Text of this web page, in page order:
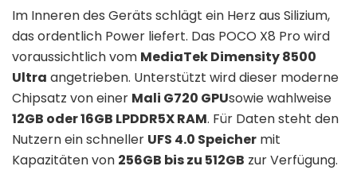
Im Inneren des Geräts schlägt ein Herz aus Silizium,
das ordentlich Power liefert. Das POCO X8 Pro wird
voraussichtlich vom MediaTek Dimensity 8500
Ultra angetrieben. Unterstützt wird dieser moderne
Chipsatz von einer Mali G720 GPUsowie wahlweise
12GB oder 16GB LPDDR5X RAM. Für Daten steht den
Nutzern ein schneller UFS 4.0 Speicher mit
Kapazitäten von 256GB bis zu 512GB zur Verfügung.